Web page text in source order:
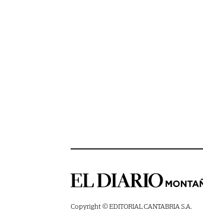
Copyright © EDITORIAL CANTABRIA S.A.